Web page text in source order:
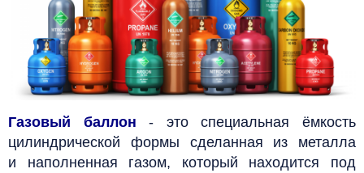
Газовый баллон - это специальная ёмкость
цилиндрической формы сделанная из металла
и наполненная газом, который находится под